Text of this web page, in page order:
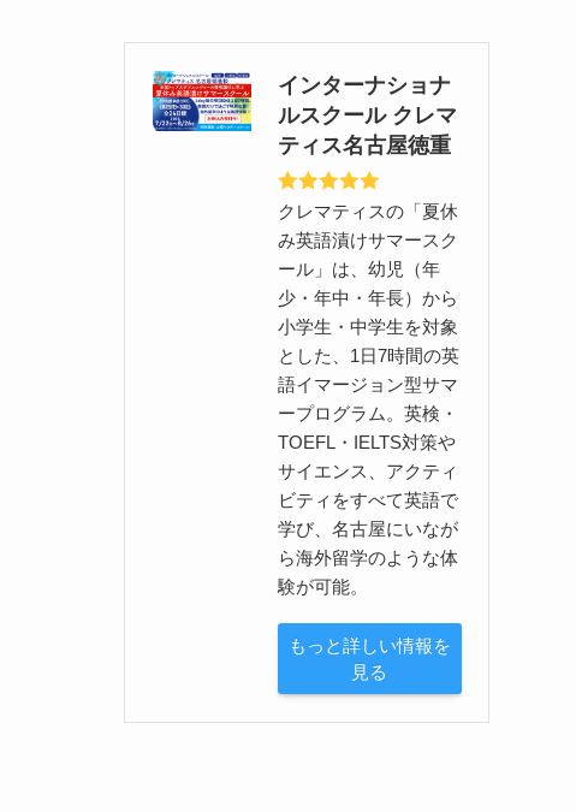
インターナショナ
ルスクール クレマ
ティス名古屋徳重
クレマティスの「夏休
み英語漬けサマースク
ール」は、幼児（年
少・年中・年長）から
小学生・中学生を対象
とした、1日7時間の英
語イマージョン型サマ
ープログラム。英検・
TOEFL・IELTS対策や
サイエンス、アクティ
ビティをすべて英語で
学び、名古屋にいなが
ら海外留学のような体
験が可能。
もっと詳しい情報を
見る